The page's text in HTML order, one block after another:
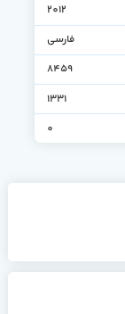
2012
فارسی
8459
1331
0